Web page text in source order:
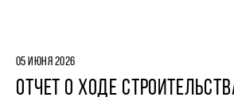
05 ИЮНЯ 2026
ОТЧЕТ О ХОДЕ